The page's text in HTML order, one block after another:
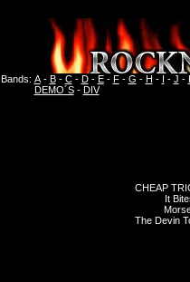
Bands: A- B- C- D- E- F- G - H - I - J -
DEMO´S- DIV
CHEAP
It
The Devin